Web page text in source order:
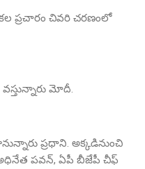
ప్రచారం చివరి చరణంలో
మోదీ.
ప్రధాని. అక్కడినుంచి
అధినేత పవన్‌, ఏపీ బీజేపీ చీఫ్‌